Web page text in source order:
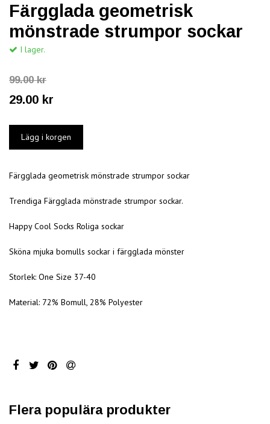
Färgglada geometrisk
mönstrade strumpor sockar
I lager.
99.00 kr
29.00 kr
Färgglada geometrisk mönstrade strumpor sockar
Trendiga Färgglada mönstrade strumpor sockar.
Happy Cool Socks Roliga sockar
Sköna mjuka bomulls sockar i färgglada mönster
Storlek: One Size 37-40
Material: 72% Bomull, 28% Polyester
Flera populära produkter